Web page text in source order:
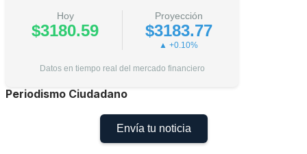
Hoy
$3180.59
Proyección
$3183.77
▲ +0.10%
Datos en tiempo real del mercado financiero
Periodismo Ciudadano
Envía tu noticia